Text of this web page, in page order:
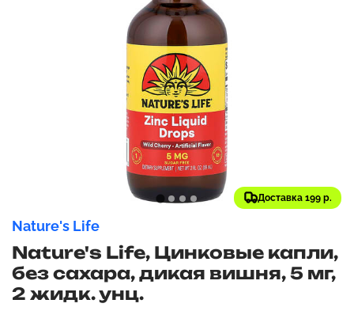
Доставка 199 р.
Nature's Life
Nature's Life, Цинковые капли,
без сахара, дикая вишня, 5 мг,
2 жидк. унц.